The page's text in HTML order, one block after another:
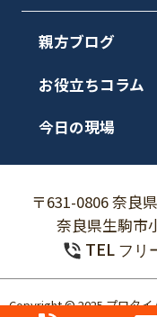
親方ブログ
お役立ちコラム
今日の現場
〒631-0806 奈良
奈良県生駒市
TEL フリ
Copyright © 2025 プロタイ